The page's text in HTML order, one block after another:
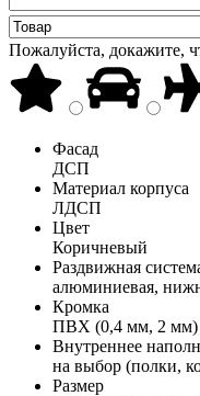
Пожалуйста, докажите,
Фасад
ДСП
Материал корпуса
ЛДСП
Цвет
Коричневый
Раздвижная
алюминиевая,
Кромка
ПВХ (0,4 мм, 2 мм)
Внутреннее
на выбор (полки,
Размер